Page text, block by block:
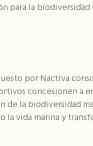
para la
por Nactiva
concesionen a
de la biodiversidad
la vida marina y